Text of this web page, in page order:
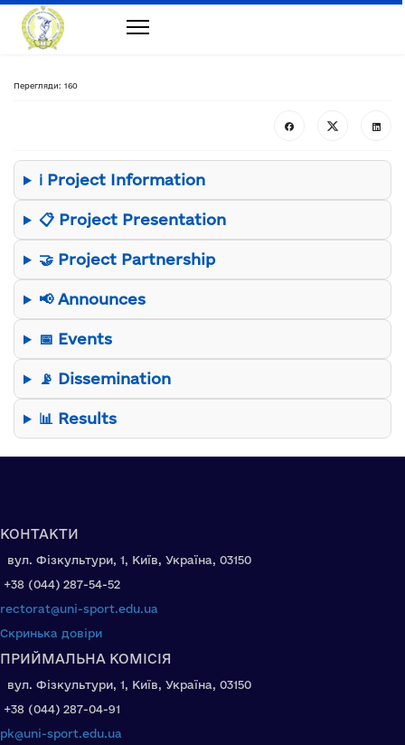
Перегляди: 160
ℹ️ Project Information
📋 Project Presentation
🤝 Project Partnership
📢 Announces
📅 Events
📡 Dissemination
📊 Results
КОНТАКТИ
вул. Фізкультури, 1, Київ, Україна, 03150
+38 (044) 287-54-52
rectorat@uni-sport.edu.ua
Скринька довіри
ПРИЙМАЛЬНА КОМІСІЯ
вул. Фізкультури, 1, Київ, Україна, 03150
+38 (044) 287-04-91
pk@uni-sport.edu.ua